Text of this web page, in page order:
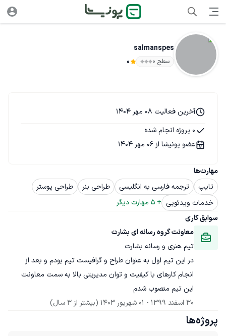
salmanspes
سطح ۰ 0
مهارت‌ها
تایپ
ترجمه فارسی به انگلیسی طراحی بنر
طراحی پوستر
خدمات ویدئویی +
5 مهارت دیگر
سوابق کاری
معاونت گروه رسانه ای بشارت
تیم هنری و رسانه بشارت
در این تیم اول به عنوان طراح و گرافیست تیم بودم و بعد از
انجام کارهای با کیفیت و توان مدیریتی بالا به سمت معاونت
این تیم منصوب شدم
30 اسفند 1399
- 01 شهریور 1403 (بیشتر از 3 سال)
آخرین فعالیت 08 مهر 1404
0 پروژه انجام شده
عضو پونیشا از 06 مهر 1404
پروژه‌ها